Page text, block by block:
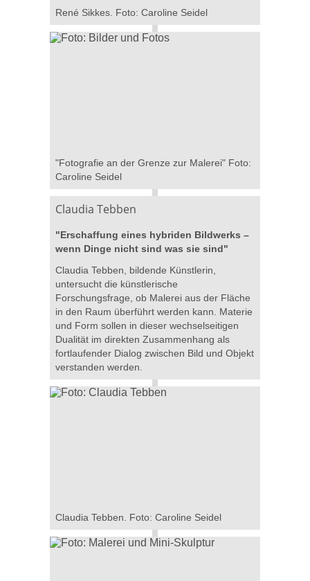
René Sikkes. Foto: Caroline Seidel
"Fotografie an der Grenze zur Malerei" Foto:
Caroline Seidel
Claudia Tebben
"Erschaffung eines hybriden Bildwerks –
wenn Dinge nicht sind was sie sind"
Claudia Tebben, bildende Künstlerin,
untersucht die künstlerische
Forschungsfrage, ob Malerei aus der Fläche
in den Raum überführt werden kann. Materie
und Form sollen in dieser wechselseitigen
Dualität im direkten Zusammenhang als
fortlaufender Dialog zwischen Bild und Objekt
verstanden werden.
Claudia Tebben. Foto: Caroline Seidel